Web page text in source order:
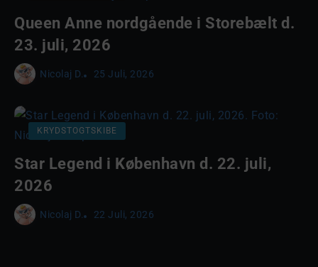
Queen Anne nordgående i Storebælt d.
23. juli, 2026
Nicolaj D. 25 Juli, 2026
KRYDSTOGTSKIBE
Star Legend i København d. 22. juli,
2026
Nicolaj D. 22 Juli, 2026